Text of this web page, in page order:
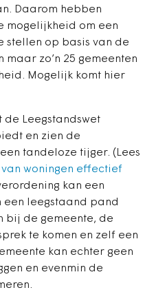
Daarom hebben
mogelijkheid om een
stellen op basis van de
maar zo’n 25 gemeenten
Mogelijk komt hier
de Leegstandswet
en zien de
tandeloze tijger. (Lees
woningen effectief
kan een
een leegstaand pand
bij de gemeente, de
te komen en zelf een
kan echter geen
en evenmin de